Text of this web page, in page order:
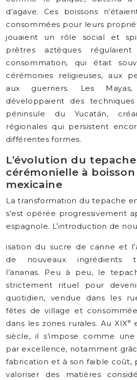
d’agave. Ces boissons
consommées pour leurs
jouaient un rôle social et
prêtres aztèques
consommation, qui était
cérémonies religieuses, aux
aux guerriers. Les
développaient des
péninsule du Yucatán,
régionales qui persistent
différentes formes.
L’évolution du
cérémonielle à
mexicaine
La transformation du tepache
s’est opérée progressivement
espagnole. L’introduction de
isation du sucre de canne et
de nouveaux ingrédients
l’ananas. Peu à peu, le
strictement rituel pour
quotidien, vendue dans les
fêtes de village et
dans les zones rurales. Au XIXe
siècle, il s’impose comme
par excellence, notamment
fabrication et à son faible coût,
valoriser des matières